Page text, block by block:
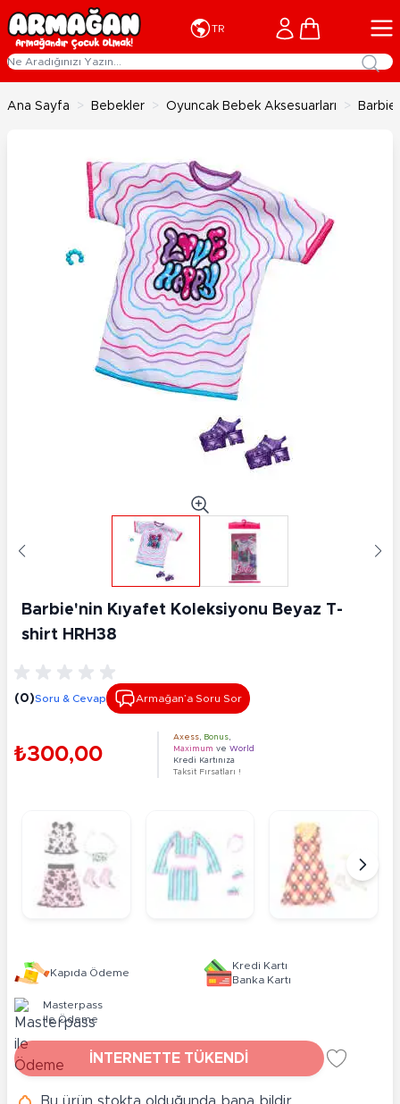
İçeriğe geç
TR Cart
Ana Sayfa > Bebekler > Oyuncak Bebek Aksesuarları >
Barbie'nin Kıyafet Koleksiyonu Beyaz T-
shirt HRH38
(0)Soru & Cevap Armağan’a Soru Sor
₺300,00
Axess Bonus
Maximum ve World
Kredi Kartınıza
Taksit Fırsatları !
Kapıda Ödeme
Kredi Kartı
Banka Kartı
Masterpass
ile Ödeme
İNTERNETTE TÜKENDİ